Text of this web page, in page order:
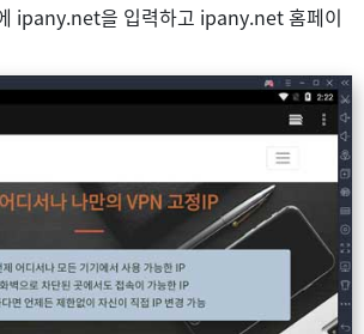
ipany.net을 입력하고 ipany.net 홈페이